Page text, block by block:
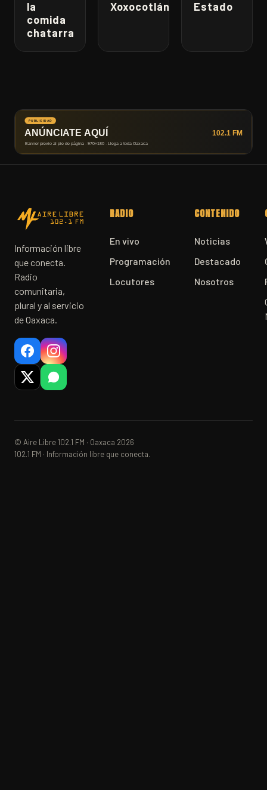
la
comida
chatarra
Xoxocotlán
Estado
Información libre
que conecta.
Radio
comunitaria,
plural y al servicio
de Oaxaca.
RADIO
En vivo
Programación
Locutores
CONTENIDO
Noticias
Destacado
Nosotros
© Aire Libre 102.1 FM · Oaxaca 2026
102.1 FM · Información libre que conecta.